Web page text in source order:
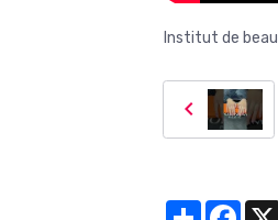
Institut de
Partager